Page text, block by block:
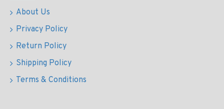
About Us
Privacy Policy
Return Policy
Shipping Policy
Terms & Conditions